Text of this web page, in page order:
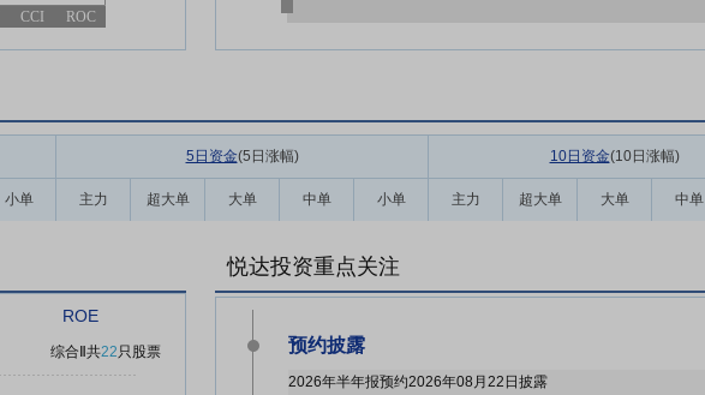
CCI ROC
5日资金(5日涨幅) 10日资金(10日涨幅)
小单 主力 超大单 大单 中单 小单 主力 超大单 大单 中单
ROE
综合Ⅱ 共22只股票
悦达投资重点关注
预约披露
2026年半年报预约2026年08月22日披露